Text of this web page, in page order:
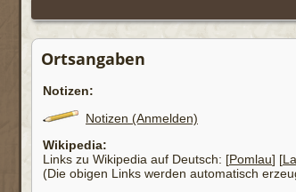
Ortsangaben
Notizen:
Notizen (Anmelden)
Wikipedia:
Links zu Wikipedia auf Deutsch: [Pomlau] [
(Die obigen Links werden automatisch